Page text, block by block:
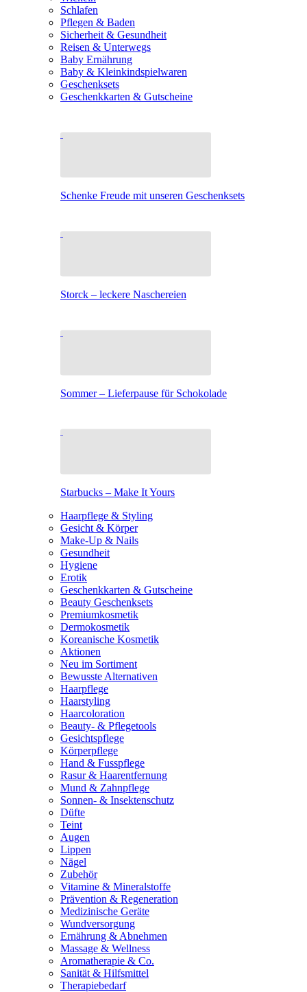
Schlafen
Pflegen & Baden
Sicherheit & Gesundheit
Reisen & Unterwegs
Baby Ernährung
Baby & Kleinkindspielwaren
Geschenksets
Geschenkkarten & Gutscheine
Schenke Freude mit unseren Geschenksets
Storck – leckere Naschereien
Sommer – Lieferpause für Schokolade
Starbucks – Make It Yours
Haarpflege & Styling
Gesicht & Körper
Make-Up & Nails
Gesundheit
Hygiene
Erotik
Geschenkkarten & Gutscheine
Beauty Geschenksets
Premiumkosmetik
Dermokosmetik
Koreanische Kosmetik
Aktionen
Neu im Sortiment
Bewusste Alternativen
Haarpflege
Haarstyling
Haarcoloration
Beauty- & Pflegetools
Gesichtspflege
Körperpflege
Hand & Fusspflege
Rasur & Haarentfernung
Mund & Zahnpflege
Sonnen- & Insektenschutz
Düfte
Teint
Augen
Lippen
Nägel
Zubehör
Vitamine & Mineralstoffe
Prävention & Regeneration
Medizinische Geräte
Wundversorgung
Ernährung & Abnehmen
Massage & Wellness
Aromatherapie & Co.
Sanität & Hilfsmittel
Therapiebedarf